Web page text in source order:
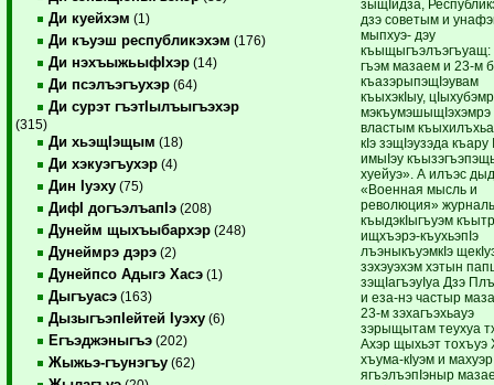
Ди куейхэм (1)
Ди къуэш республикэхэм (176)
Ди нэхъыжьыфIхэр (14)
Ди псэлъэгъухэр (64)
Ди сурэт гъэтIылъыгъэхэр
(315)
Ди хьэщIэщым (18)
Ди хэкуэгъухэр (4)
Дин Iуэху (75)
ДифI догъэлъапIэ (208)
Дунейм щыхъыбархэр (248)
Дунеймрэ дэрэ (2)
Дунейпсо Адыгэ Хасэ (1)
Дыгъуасэ (163)
ДызыгъэпIейтей Iуэху (6)
Егъэджэныгъэ (202)
Жыжьэ-гъунэгъу (62)
зыщIидза,
дзэ советым и
мыпхуэ- дэу
къыщыгъэлъэгъуащ:
гъэм мазаем и 23-м
къазэрыпэщIэувам
къыхэкIыу,
мэкъумэшыщIэхэмрэ
властым
кIэ зэщIэузэда къару
имыIэу
хуейуэ». А илъэс
«Военная мысль и
революция»
къыдэкIыгъуэм
ищхъэрэ-къухьэпIэ
лъэныкъуэмкIэ
зэхэуэхэм хэтын
зэщIагъэуIуа Дзэ
и еза-нэ частыр
23-м зэхагъэхьауэ
зэрыщытам теухуа
Ахэр щыхьэт тохъуэ
хъума-кIуэм и махуэр
ягъэлъэпIэныр